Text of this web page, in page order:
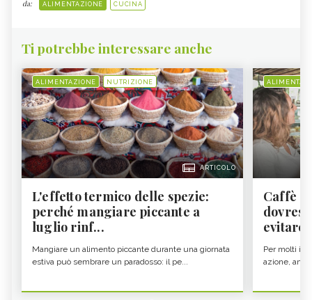
da: ALIMENTAZIONE CUCINA
Ti potrebbe interessare anche
ALIMENTAZIONE NUTRIZIONE
ARTICOLO
L'effetto termico delle spezie:
perché mangiare piccante a
luglio rinf...
Mangiare un alimento piccante durante una giornata
estiva può sembrare un paradosso: il pe...
Caffè
evitare
Per molti il
azione,